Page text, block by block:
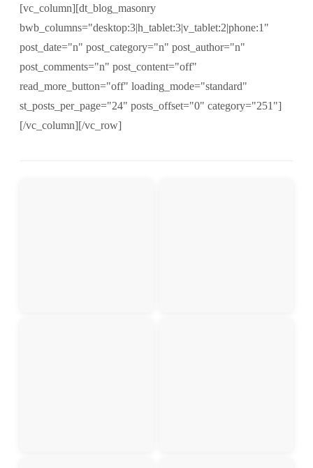
[vc_column][dt_blog_masonry
bwb_columns="desktop:3|h_tablet:3|v_tablet:2|phone:1"
post_date="n" post_category="n" post_author="n"
post_comments="n" post_content="off"
read_more_button="off" loading_mode="standard"
st_posts_per_page="24" posts_offset="0" category="251"]
[/vc_column][/vc_row]